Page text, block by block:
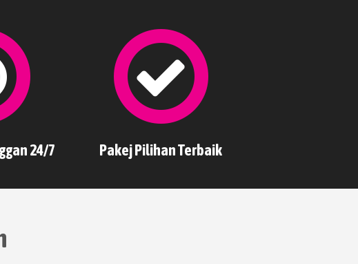
24/7 Pakej Pilihan Terbaik